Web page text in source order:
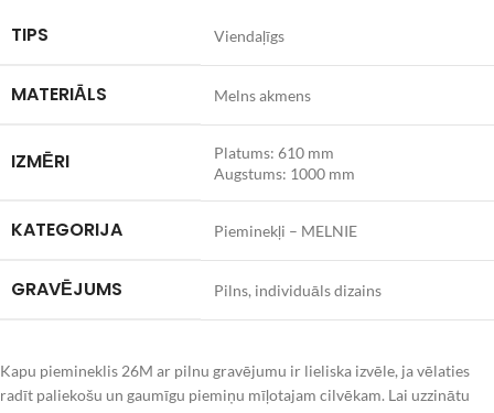
TIPS Viendaļīgs
MATERIĀLS Melns akmens
IZMĒRI
Platums: 610 mm
Augstums: 1000 mm
KATEGORIJA Pieminekļi – MELNIE
GRAVĒJUMS Pilns, individuāls dizains
Kapu piemineklis 26M ar pilnu gravējumu ir lieliska izvēle, ja vēlaties
radīt paliekošu un gaumīgu piemiņu mīļotajam cilvēkam. Lai uzzinātu